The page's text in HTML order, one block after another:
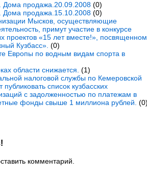
продажа.20.09.2008(0)
продажа.15.10.2008(0)
Мысков, осуществляющие
примут участие в конкурсе
проектов «15 лет вместе!», посвященном
Кузбасс». (0)
Европы по водным видам спорта в
области снижается. (1)
налоговой службы по Кемеровской
список кузбасских
с задолженностью по платежам в
фонды свыше 1 миллиона рублей. (0)
комментарий.